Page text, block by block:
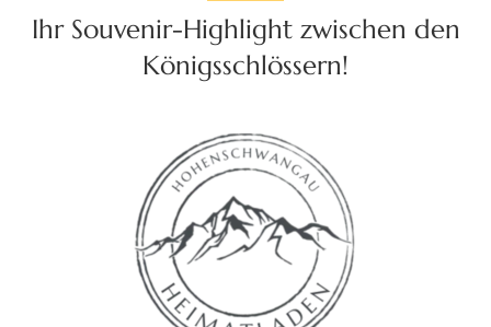
Ihr Souvenir-Highlight zwischen den
Königsschlössern!